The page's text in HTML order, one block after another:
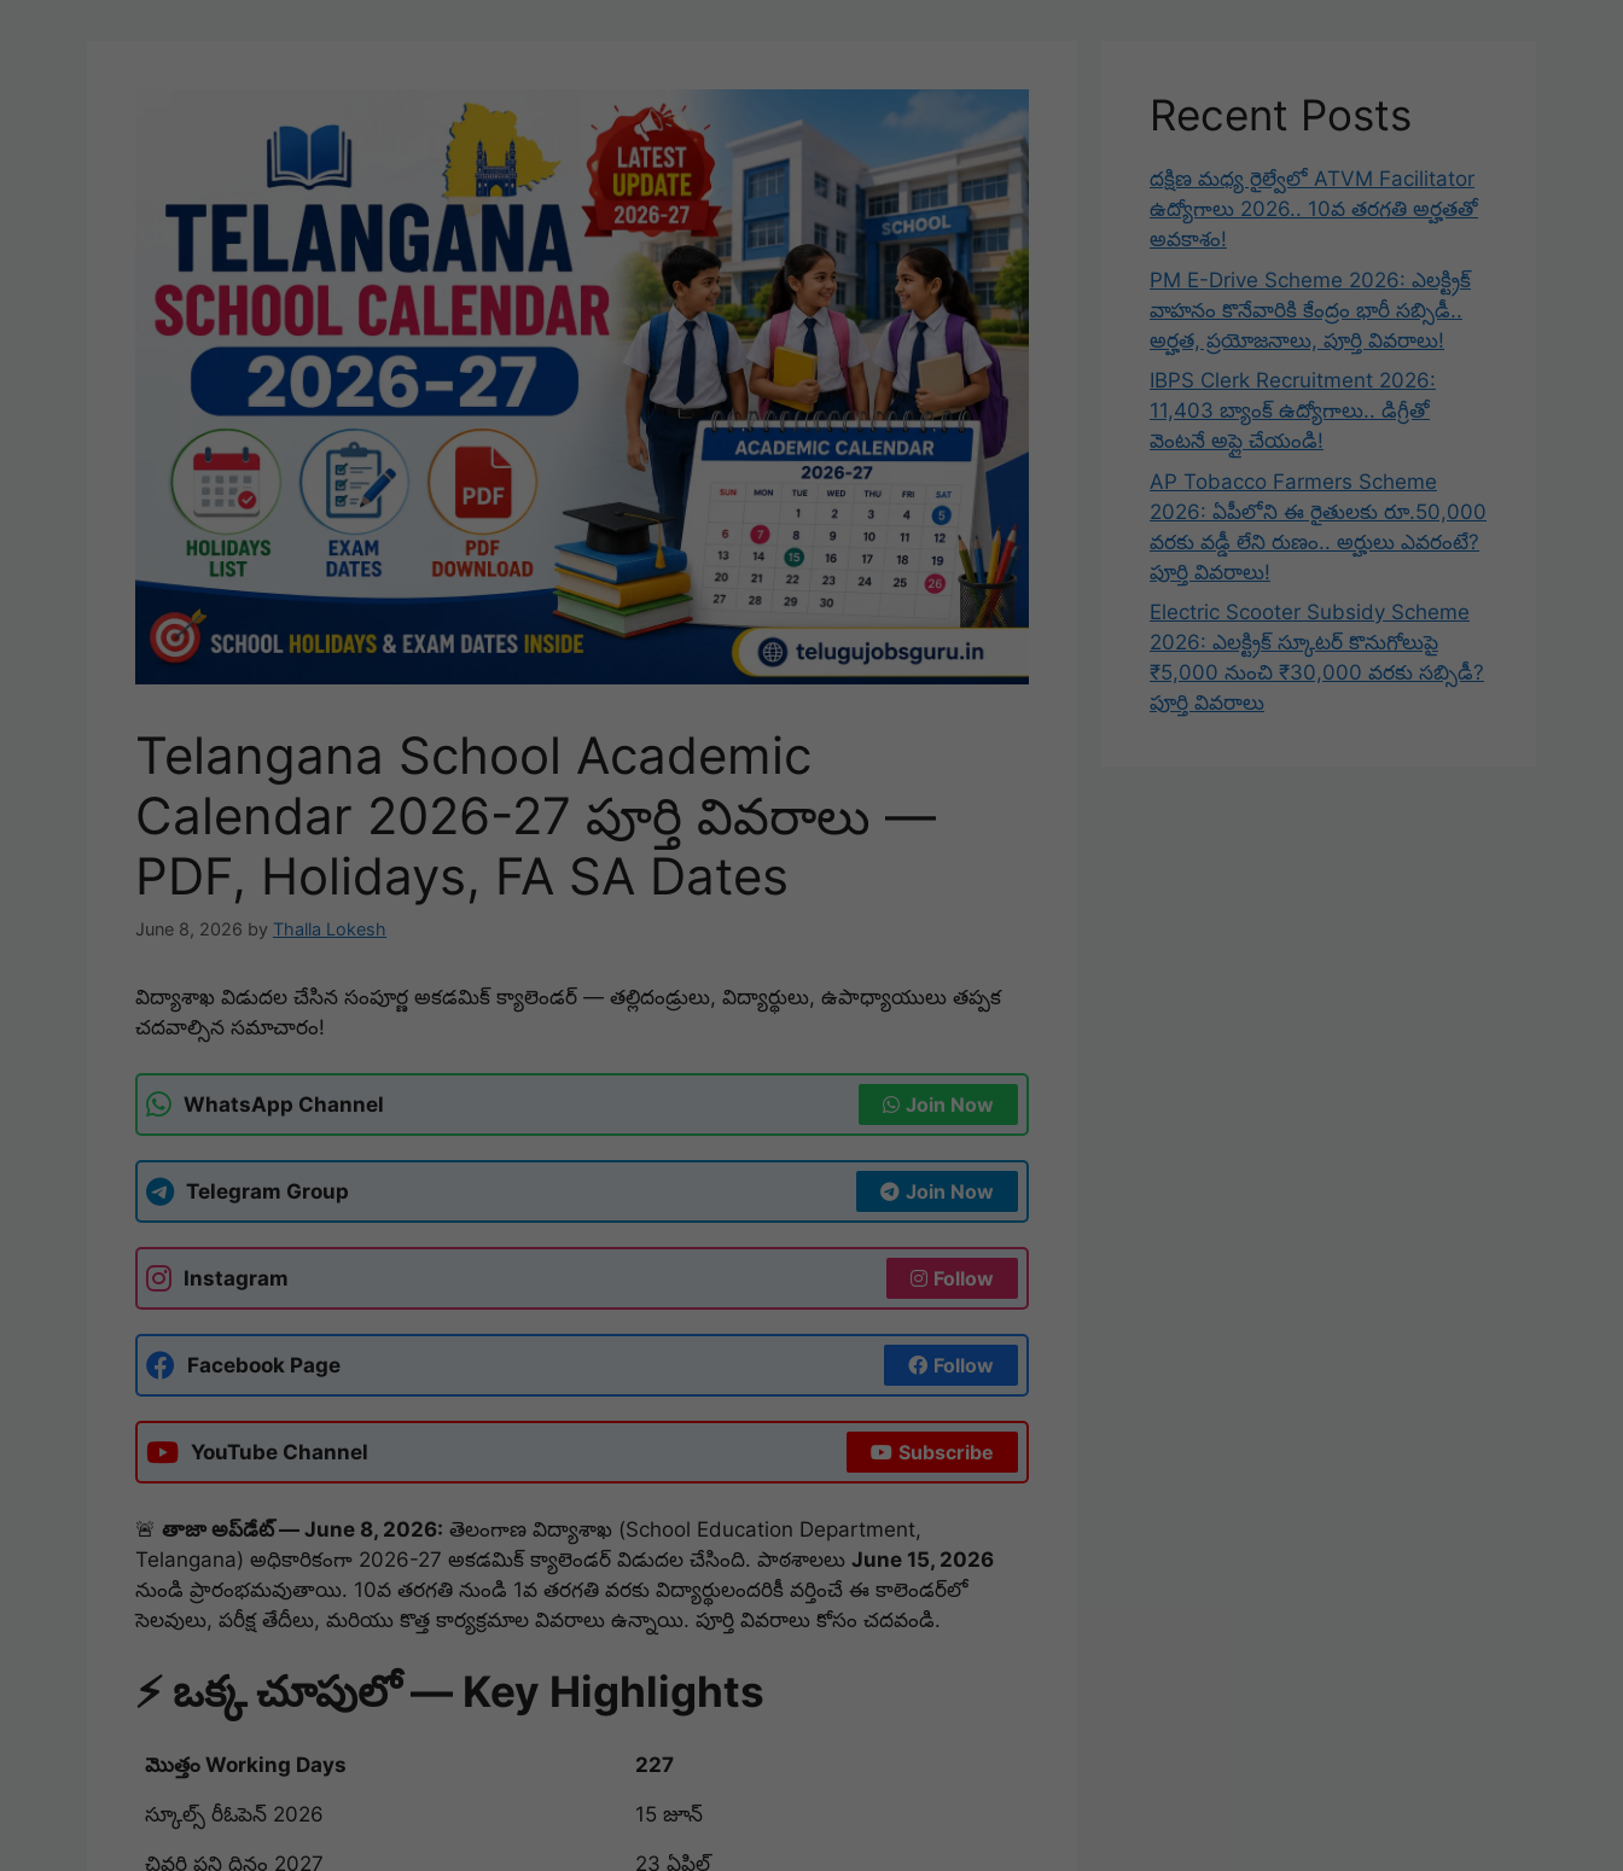
Telangana School Academic
Calendar 2026-27 పూర్తి వివరాలు —
PDF, Holidays, FA SA Dates
June 8, 2026 by Thalla Lokesh
విద్యాశాఖ విడుదల చేసిన సంపూర్ణ అకడమిక్ క్యాలెండర్ — తల్లిదండ్రులు, విద్యార్థులు, ఉపాధ్యాయులు తప్పక
చదవాల్సిన సమాచారం!
WhatsApp Channel Join Now
Telegram Group Join Now
Instagram Follow
Facebook Page Follow
YouTube Channel Subscribe
🚨 తాజా అప్‌డేట్ — June 8, 2026: తెలంగాణ విద్యాశాఖ (School Education Department,
Telangana) అధికారికంగా 2026-27 అకడమిక్ క్యాలెండర్ విడుదల చేసింది. పాఠశాలలు June 15, 2026
నుండి ప్రారంభమవుతాయి. 10వ తరగతి నుండి 1వ తరగతి వరకు విద్యార్థులందరికీ వర్తించే ఈ కాలెండర్‌లో
సెలవులు, పరీక్ష తేదీలు, మరియు కొత్త కార్యక్రమాల వివరాలు ఉన్నాయి. పూర్తి వివరాలు కోసం చదవండి.
⚡ ఒక్క చూపులో — Key Highlights
మొత్తం Working Days 227
స్కూల్స్ రీఓపెన్ 2026 15 జూన్
చివరి పని దినం 2027 23 ఏప్రిల్
Recent Posts
దక్షిణ మధ్య రైల్వేలో ATVM Facilitator
ఉద్యోగాలు 2026.. 10వ తరగతి అర్హతతో
అవకాశం!
PM E-Drive Scheme 2026: ఎలక్ట్రిక్
వాహనం కొనేవారికి కేంద్రం భారీ సబ్సిడీ..
అర్హత, ప్రయోజనాలు, పూర్తి వివరాలు!
IBPS Clerk Recruitment 2026:
11,403 బ్యాంక్ ఉద్యోగాలు.. డిగ్రీతో
వెంటనే అప్లై చేయండి!
AP Tobacco Farmers Scheme
2026: ఏపీలోని ఈ రైతులకు రూ.50,000
వరకు వడ్డీ లేని రుణం.. అర్హులు ఎవరంటే?
పూర్తి వివరాలు!
Electric Scooter Subsidy Scheme
2026: ఎలక్ట్రిక్ స్కూటర్ కొనుగోలుపై
₹5,000 నుంచి ₹30,000 వరకు సబ్సిడీ?
పూర్తి వివరాలు